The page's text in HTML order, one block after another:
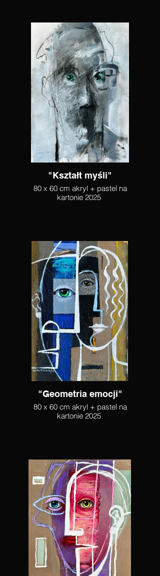
"Kształt myśli"
80 x 60 cm akryl + pastel na
kartonie 2025
"Geometria emocji"
80 x 60 cm akryl + pastel na
kartonie 2025